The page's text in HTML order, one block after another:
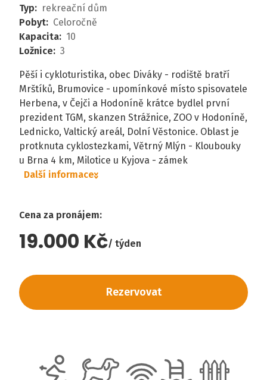
Typ: rekreační dům
Pobyt: Celoročně
Kapacita: 10
Ložnice: 3
Pěší i cykloturistika, obec Diváky - rodiště bratří
Mrštíků, Brumovice - upomínkové místo spisovatele
Herbena, v Čejči a Hodoníně krátce bydlel první
prezident TGM, skanzen Strážnice, ZOO v Hodoníně,
Lednicko, Valtický areál, Dolní Věstonice. Oblast je
protknuta cyklostezkami, Větrný Mlýn - Kloubouky
u Brna 4 km, Milotice u Kyjova - zámek
Další informace
Cena za pronájem:
19.000 Kč týden
Rezervovat